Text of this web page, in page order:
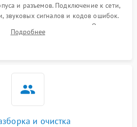
и разъемов. Подключение к сети,
звуковых сигналов и кодов ошибок.
и выходного напряжения. Оценка
основного питания без
Подробнее
и очистка